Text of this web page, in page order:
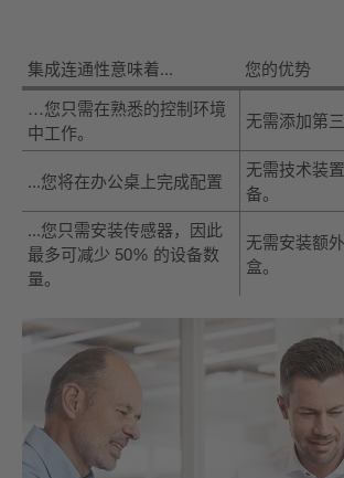
集成连通性意味着...
您的优势
…您只需在熟悉的控制环境
中工作。
无需添加第三
...您将在办公桌上完成配置
无需技术装
备。
...您只需安装传感器，因此
最多可减少 50% 的设备数
量。
无需安装额
盒。